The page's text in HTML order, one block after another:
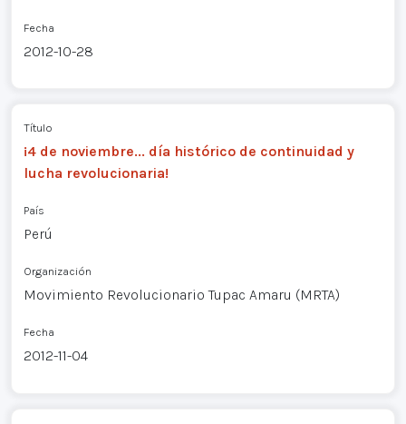
Fecha
2012-10-28
Título
¡4 de noviembre... día histórico de continuidad y
lucha revolucionaria!
País
Perú
Organización
Movimiento Revolucionario Tupac Amaru (MRTA)
Fecha
2012-11-04